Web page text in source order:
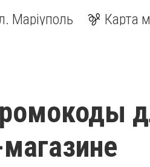
Маріуполь Карта